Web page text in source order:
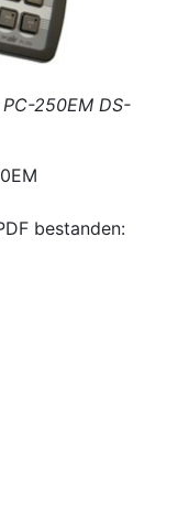
250EM DS-
bestanden: